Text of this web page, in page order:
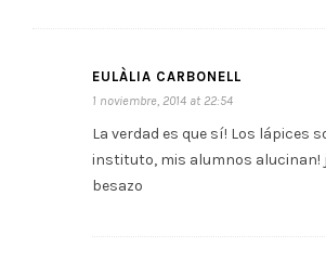
EULÀLIA CARBONELL
1 noviembre, 2014 at 22:54
La verdad es que sí! Los lápices
instituto, mis alumnos alucinan!
besazo